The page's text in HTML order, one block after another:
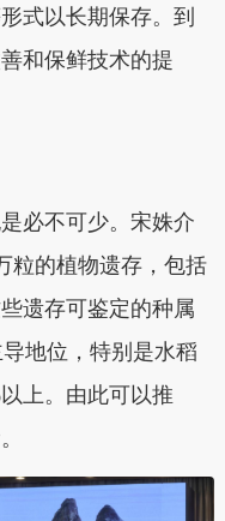
式以长期保存。到
和保鲜技术的提
必不可少。宋姝介
粒的植物遗存，包括
遗存可鉴定的种属
地位，特别是水稻
上。由此可以推